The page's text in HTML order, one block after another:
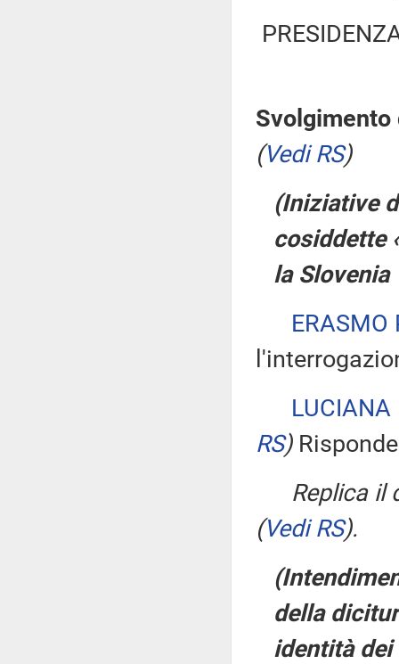
(Vedi RS)
(Iniziative
cosiddette
la
ERASMO
LUCIANA
RS)
Replica il
(Vedi RS).
della
identità